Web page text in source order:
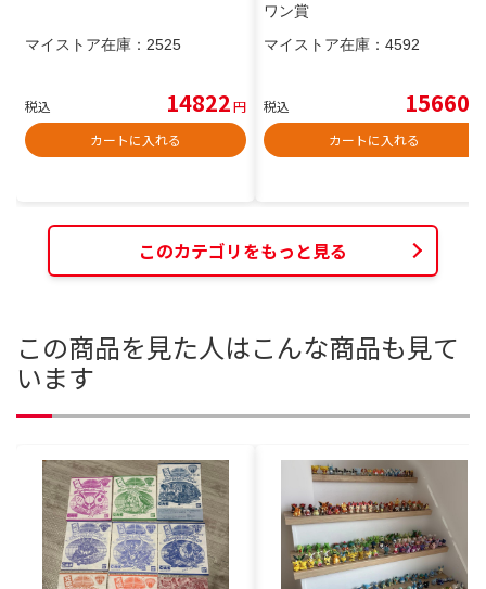
マイストア在庫： 2525
税込 14822円
カートに入れる
ワン賞
マイストア在庫： 4592
税込 15660
カートに入れる
このカテゴリをもっと見る
この商品を見た人はこんな商品も見て
います